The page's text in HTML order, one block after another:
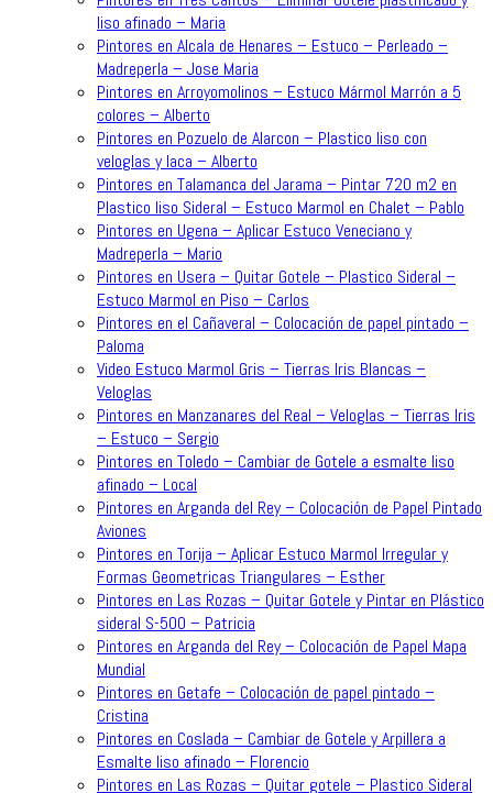
liso afinado – Maria
Pintores en Alcala de Henares – Estuco – Perleado –
Madreperla – Jose Maria
Pintores en Arroyomolinos – Estuco Mármol Marrón a 5
colores – Alberto
Pintores en Pozuelo de Alarcon – Plastico liso con
veloglas y laca – Alberto
Pintores en Talamanca del Jarama – Pintar 720 m2 en
Plastico liso Sideral – Estuco Marmol en Chalet – Pablo
Pintores en Ugena – Aplicar Estuco Veneciano y
Madreperla – Mario
Pintores en Usera – Quitar Gotele – Plastico Sideral –
Estuco Marmol en Piso – Carlos
Pintores en el Cañaveral – Colocación de papel pintado –
Paloma
Video Estuco Marmol Gris – Tierras Iris Blancas –
Veloglas
Pintores en Manzanares del Real – Veloglas – Tierras Iris
– Estuco – Sergio
Pintores en Toledo – Cambiar de Gotele a esmalte liso
afinado – Local
Pintores en Arganda del Rey – Colocación de Papel Pintado
Aviones
Pintores en Torija – Aplicar Estuco Marmol Irregular y
Formas Geometricas Triangulares – Esther
Pintores en Las Rozas – Quitar Gotele y Pintar en Plástico
sideral S-500 – Patricia
Pintores en Arganda del Rey – Colocación de Papel Mapa
Mundial
Pintores en Getafe – Colocación de papel pintado –
Cristina
Pintores en Coslada – Cambiar de Gotele y Arpillera a
Esmalte liso afinado – Florencio
Pintores en Las Rozas – Quitar gotele – Plastico Sideral